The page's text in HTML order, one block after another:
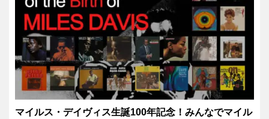
マイルス・デイヴィス生誕100年記念！みんなでマイル